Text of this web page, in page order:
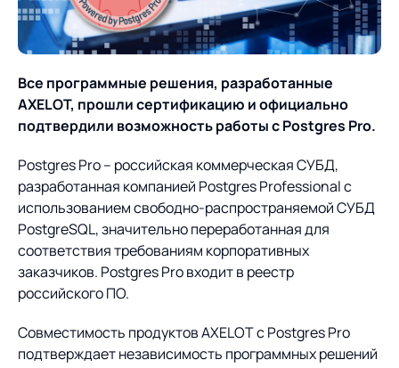
О компании
ИТ-аккредитация
Карьера
Партнеры
Импортозамещение
Продукты
Управление цепями
поставок
Управление перевозками
и транспортным парком
Интегрированное
планирование
контейнерным
терминалом
Оптимизация в цепях
поставок
Логистический
консалтинг
Роботизация
AXELOT AI
Услуги
консалтинг
Автоматизация
процессов
Техническое оснащение
Постпроектное
сопровождение
опытом вместе с AXELOT
Облачные сервисы
Формирование центров
компетенций
Новости
Мероприятия
СМИ о нас
Архив мероприятий
Проекты
Проекты
Контакты
Контакты
Академия
Все программные решения, разработанные
AXELOT, прошли сертификацию и официально
подтвердили возможность работы с Postgres Pro.
Postgres Pro – российская коммерческая СУБД,
разработанная компанией Postgres Professional с
использованием свободно-распространяемой СУБД
PostgreSQL, значительно переработанная для
соответствия требованиям корпоративных
заказчиков. Postgres Pro входит в реестр
российского ПО.
Совместимость продуктов AXELOT с Postgres Pro
подтверждает независимость программных решений